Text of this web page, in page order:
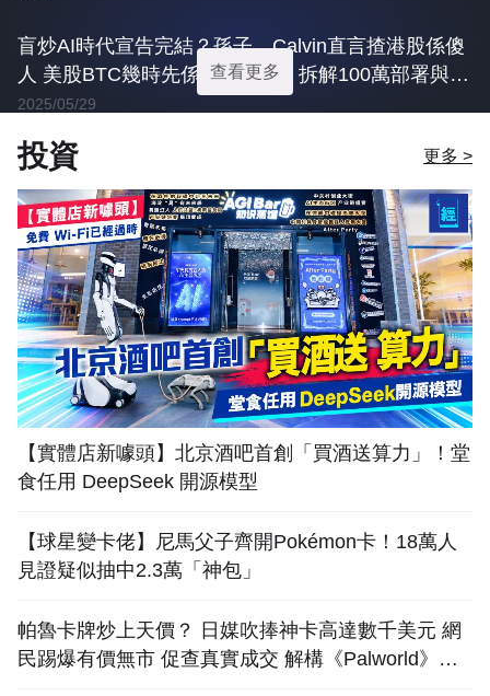
盲炒AI時代宣告完結？孫子、Calvin直言揸港股係傻
人 美股BTC幾時先係抄底良機？拆解100萬部署與孫
子兵法資產避險生存指南｜美股｜港股｜AI泡沫｜黃
2025/05/29
投資 更多 >
【實體店新噱頭】北京酒吧首創「買酒送算力」！堂
食任用 DeepSeek 開源模型
【球星變卡佬】尼馬父子齊開Pokémon卡！18萬人
見證疑似抽中2.3萬「神包」
帕魯卡牌炒上天價？ 日媒吹捧神卡高達數千美元 網
民踢爆有價無市 促查真實成交 解構《Palworld》卡